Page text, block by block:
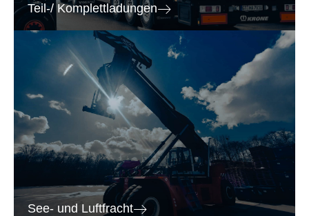
Teil-/ Komplettladungen
See- und Luftfracht